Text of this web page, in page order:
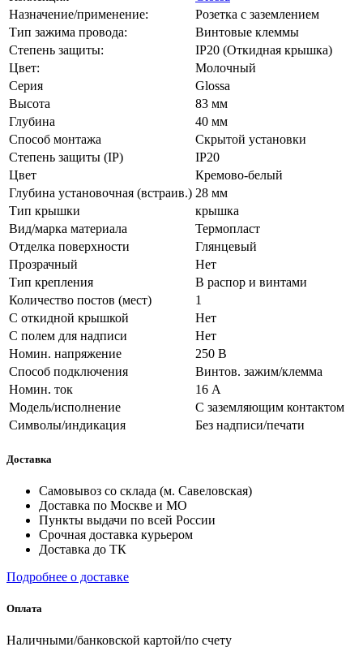
Назначение/применение:
Розетка с заземлением
Тип зажима провода:
Винтовые клеммы
Степень защиты:
IP20 (Откидная крышка)
Цвет:
Молочный
Серия
Glossa
Высота
83 мм
Глубина
40 мм
Способ монтажа
Скрытой установки
Степень защиты (IP)
IP20
Цвет
Кремово-белый
Глубина установочная (встраив.) 28 мм
Тип крышки
крышка
Вид/марка материала
Термопласт
Отделка поверхности
Глянцевый
Прозрачный
Нет
Тип крепления
В распор и винтами
Количество постов (мест)
1
С откидной крышкой
Нет
С полем для надписи
Нет
Номин. напряжение
250 В
Способ подключения
Винтов. зажим/клемма
Номин. ток
16 А
Модель/исполнение
С заземляющим контактом
Символы/индикация
Без надписи/печати
Доставка
Самовывоз со склада (м. Савеловская)
Доставка по Москве и МО
Пункты выдачи по всей России
Срочная доставка курьером
Доставка до ТК
Подробнее о доставке
Оплата
Наличными/банковской картой/по счету